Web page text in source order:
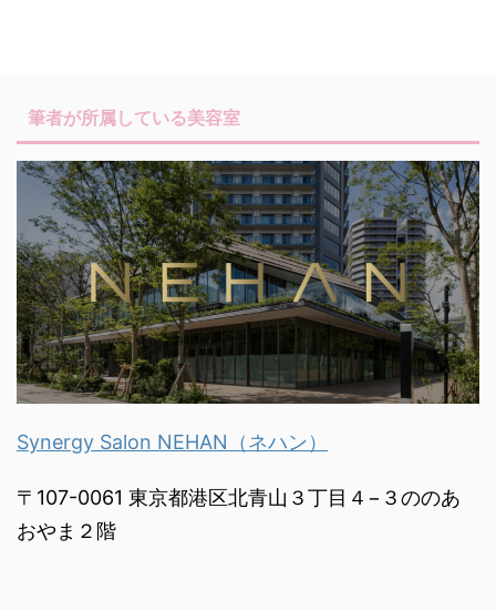
筆者が所属している美容室
Synergy Salon NEHAN（ネハン）
〒107-0061 東京都港区北青山３丁目４−３ののあ
おやま２階